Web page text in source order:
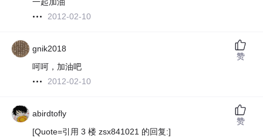
一起加油
2012-02-10
gnik2018
呵呵，加油吧
2012-02-10
赞
abirdtofly
[Quote=引用 3 楼 zsx841021 的回复:]
赞